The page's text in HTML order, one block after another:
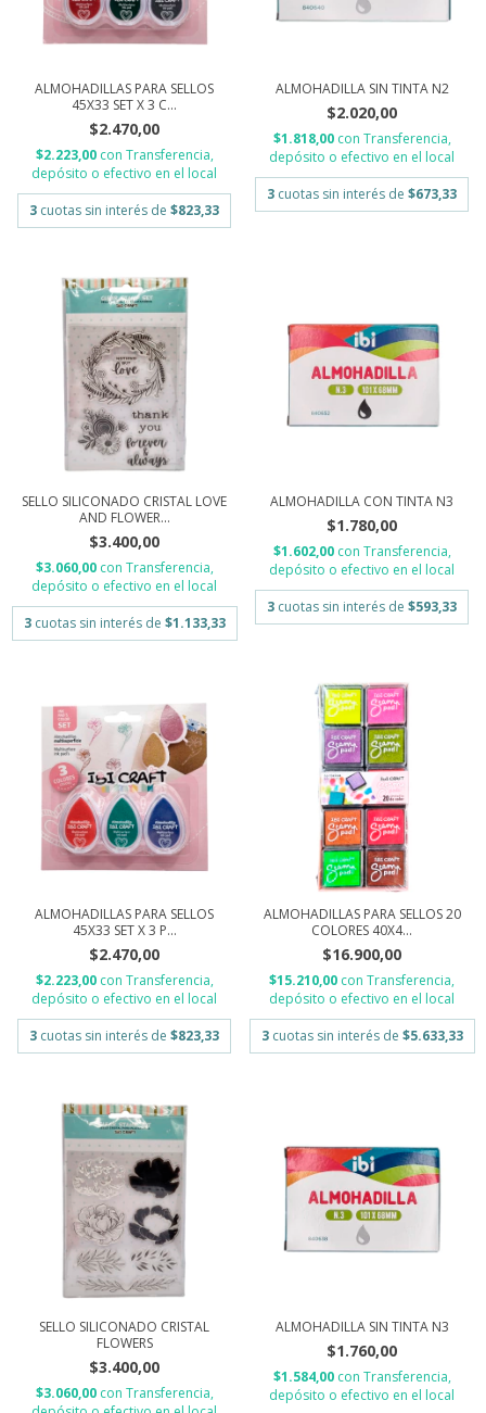
ALMOHADILLAS PARA SELLOS
45X33 SET X 3 C...
$2.470,00
$2.223,00 con Transferencia,
depósito o efectivo en el local
3 cuotas sin interés de $823,33
ALMOHADILLA SIN TINTA N2
$2.020,00
$1.818,00 con Transferencia,
depósito o efectivo en el local
3 cuotas sin interés de $673,33
SELLO SILICONADO CRISTAL LOVE
AND FLOWER...
$3.400,00
$3.060,00 con Transferencia,
depósito o efectivo en el local
3 cuotas sin interés de $1.133,33
ALMOHADILLA CON TINTA N3
$1.780,00
$1.602,00 con Transferencia,
depósito o efectivo en el local
3 cuotas sin interés de $593,33
ALMOHADILLAS PARA SELLOS
45X33 SET X 3 P...
$2.470,00
$2.223,00 con Transferencia,
depósito o efectivo en el local
3 cuotas sin interés de $823,33
ALMOHADILLAS PARA SELLOS 20
COLORES 40X4...
$16.900,00
$15.210,00 con Transferencia,
depósito o efectivo en el local
3 cuotas sin interés de $5.633,33
SELLO SILICONADO CRISTAL
FLOWERS
$3.400,00
$3.060,00 con Transferencia,
ALMOHADILLA SIN TINTA N3
$1.760,00
$1.584,00 con Transferencia,
depósito o efectivo en el local